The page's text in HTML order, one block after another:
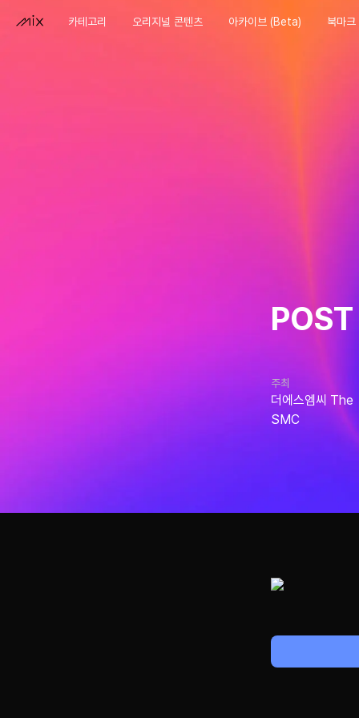
카테고리 오리지널 콘텐츠 아카이브 (Beta) 북마크
주최
더에스엠씨 The
SMC